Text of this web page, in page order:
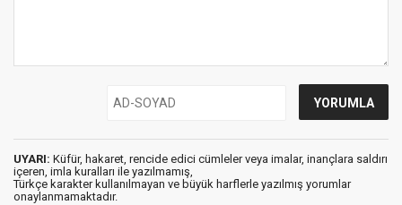
UYARI: Küfür, hakaret, rencide edici cümleler veya imalar, inançlara saldırı
içeren, imla kuralları ile yazılmamış,
Türkçe karakter kullanılmayan ve büyük harflerle yazılmış yorumlar
onaylanmamaktadır.